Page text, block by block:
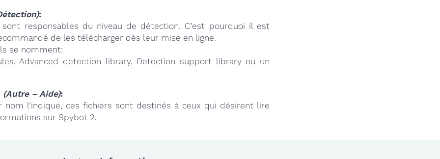
:
responsables du niveau de détection. C’est pourquoi il est
de les télécharger dès leur mise en ligne.
se nomment:
Advanced detection library, Detection support library ou un
(Autre – Aide):
nom l’indique, ces fichiers sont destinés à ceux qui désirent lire
sur Spybot 2.